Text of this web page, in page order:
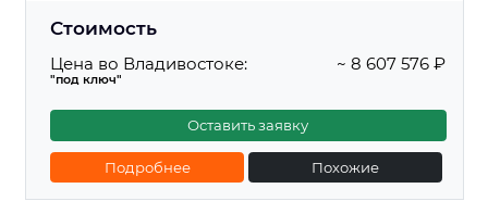
Стоимость
Цена во Владивостоке:
"под ключ"
~ 8 607 576 ₽
Оставить заявку
Подробнее Похожие